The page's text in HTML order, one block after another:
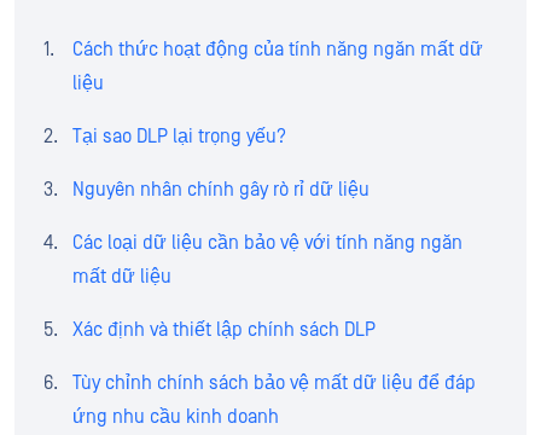
Cách thức hoạt động của tính năng ngăn mất dữ
liệu
Tại sao DLP lại trọng yếu?
Nguyên nhân chính gây rò rỉ dữ liệu
Các loại dữ liệu cần bảo vệ với tính năng ngăn
mất dữ liệu
Xác định và thiết lập chính sách DLP
Tùy chỉnh chính sách bảo vệ mất dữ liệu để đáp
ứng nhu cầu kinh doanh